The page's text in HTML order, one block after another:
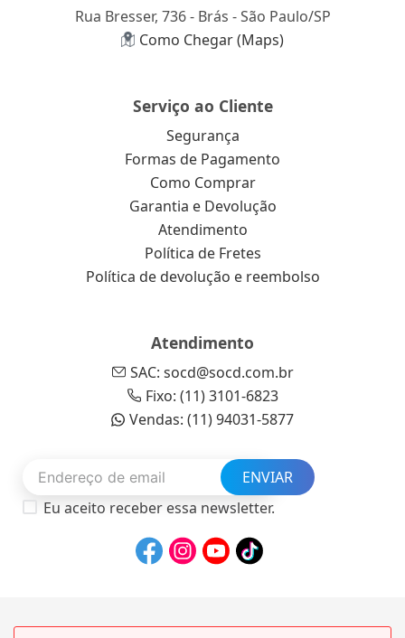
Rua Bresser, 736 - Brás - São Paulo/SP
Como Chegar (Maps)
Serviço ao Cliente
Segurança
Formas de Pagamento
Como Comprar
Garantia e Devolução
Atendimento
Política de Fretes
Política de devolução e reembolso
Atendimento
SAC: socd@socd.com.br
Fixo: (11) 3101-6823
Vendas: (11) 94031-5877
ENVIAR
Eu aceito receber essa newsletter.